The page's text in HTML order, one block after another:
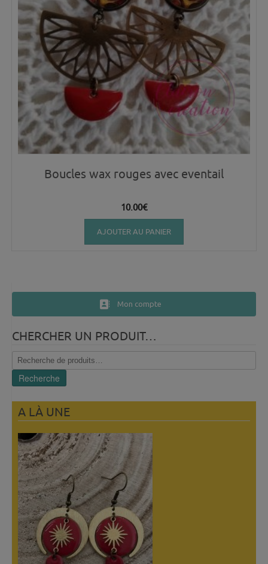
Boucles wax rouges avec eventail
10.00€
AJOUTER AU PANIER
Mon compte
CHERCHER UN PRODUIT…
Recherche
pour :
Recherche
A LÀ UNE